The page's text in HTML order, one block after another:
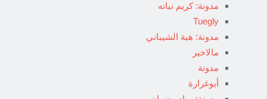
مدونة: كريم نباته
Tuegly
مدونة: هبة الشيباني
مالاخير
مدونة
أبوغرارة